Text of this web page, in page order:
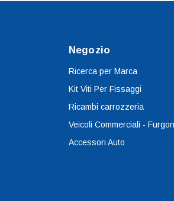
Negozio
Ricerca per Marca
Kit Viti Per Fissaggi
Ricambi carrozzeria
Veicoli Commerciali -
Accessori Auto